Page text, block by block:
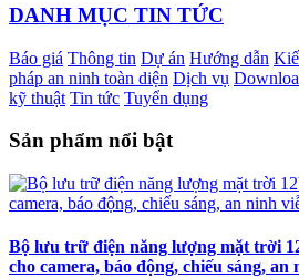
DANH MỤC TIN TỨC
Báo giá Thông tin Dự án Hướng dẫn
pháp an ninh toàn diện Dịch vụ
kỹ thuật Tin tức Tuyển dụng
Sản phẩm nổi bật
Bộ lưu trữ điện năng lượng mặt trời
cho camera, báo động, chiếu sáng, an